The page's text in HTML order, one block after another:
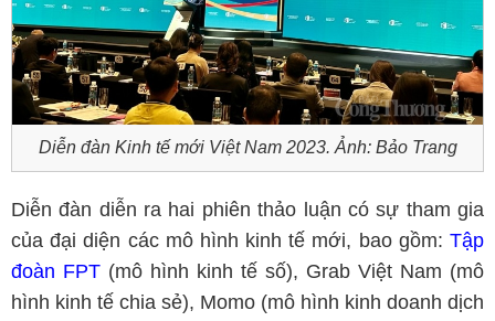
Diễn đàn Kinh tế mới Việt Nam 2023. Ảnh: Bảo Trang
Diễn đàn diễn ra hai phiên thảo luận có sự tham gia
của đại diện các mô hình kinh tế mới, bao gồm: Tập
đoàn FPT (mô hình kinh tế số), Grab Việt Nam (mô
hình kinh tế chia sẻ), Momo (mô hình kinh doanh dịch